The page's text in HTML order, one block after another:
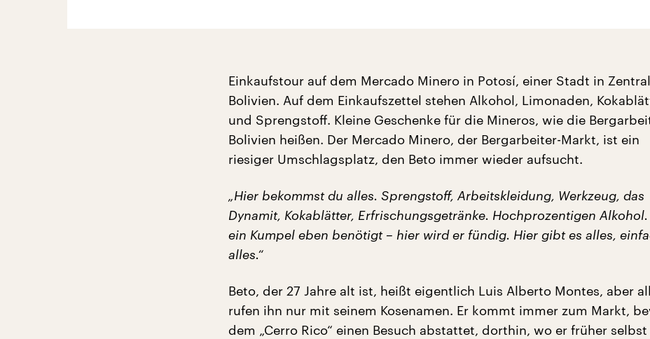
Einkaufstour auf dem Mercado Minero in Potosí, einer Stadt in
Bolivien. Auf dem Einkaufszettel stehen Alkohol, Limonaden,
und Sprengstoff. Kleine Geschenke für die Mineros, wie die
Bolivien heißen. Der Mercado Minero, der Bergarbeiter-Markt, ist ein
riesiger Umschlagsplatz, den Beto immer wieder aufsucht.
„Hier bekommst du alles. Sprengstoff, Arbeitskleidung, Werkzeug, das
Dynamit, Kokablätter, Erfrischungsgetränke. Hochprozentigen Alkohol.
ein Kumpel eben benötigt – hier wird er fündig. Hier gibt es alles,
alles.“
Beto, der 27 Jahre alt ist, heißt eigentlich Luis Alberto Montes, aber
rufen ihn nur mit seinem Kosenamen. Er kommt immer zum Markt,
dem „Cerro Rico“ einen Besuch abstattet, dorthin, wo er früher selbst